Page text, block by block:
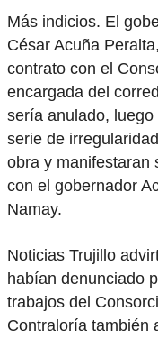
Más indicios. El
César Acuña
contrato con el
encargada del
sería anulado,
serie de
obra y manifestaran
con el gobernador
Namay.
Noticias Trujillo
habían denunciado
trabajos del
Contraloría